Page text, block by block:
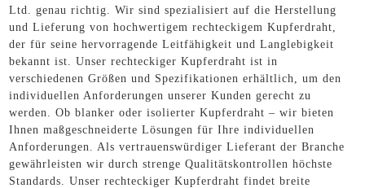
Ltd. genau richtig. Wir sind spezialisiert auf die Herstellung
und Lieferung von hochwertigem rechteckigem Kupferdraht,
der für seine hervorragende Leitfähigkeit und Langlebigkeit
bekannt ist. Unser rechteckiger Kupferdraht ist in
verschiedenen Größen und Spezifikationen erhältlich, um den
individuellen Anforderungen unserer Kunden gerecht zu
werden. Ob blanker oder isolierter Kupferdraht – wir bieten
Ihnen maßgeschneiderte Lösungen für Ihre individuellen
Anforderungen. Als vertrauenswürdiger Lieferant der Branche
gewährleisten wir durch strenge Qualitätskontrollen höchste
Standards. Unser rechteckiger Kupferdraht findet breite